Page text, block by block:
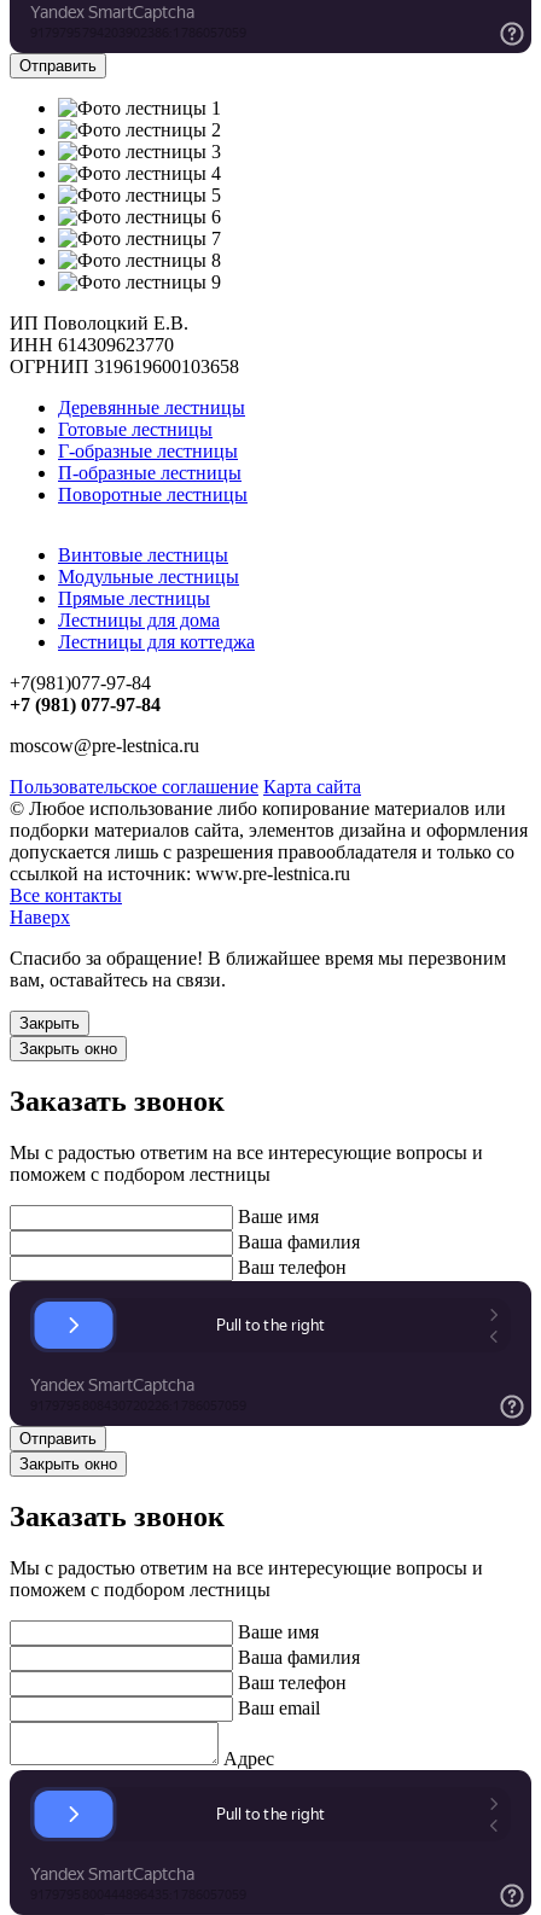
ИП Поволоцкий Е.В.
ИНН 614309623770
ОГРНИП 319619600103658
Деревянные лестницы
Готовые лестницы
Г-образные лестницы
П-образные лестницы
Поворотные лестницы
Винтовые лестницы
Модульные лестницы
Прямые лестницы
Лестницы для дома
Лестницы для коттеджа
+7(981)077-97-84
+7 (981) 077-97-84
moscow@pre-lestnica.ru
Пользовательское соглашение Карта сайта
© Любое использование либо копирование материалов или
подборки материалов сайта, элементов дизайна и оформления
допускается лишь с разрешения правообладателя и только со
ссылкой на источник: www.pre-lestnica.ru
Все контакты
Наверх
Спасибо за обращение! В ближайшее время мы перезвоним
вам, оставайтесь на связи.
Закрыть
Закрыть окно
Заказать звонок
Мы с радостью ответим на все интересующие вопросы и
поможем с подбором лестницы
Ваше имя
Ваша фамилия
Ваш телефон
Закрыть окно
Заказать звонок
Мы с радостью ответим на все интересующие вопросы и
поможем с подбором лестницы
Ваше имя
Ваша фамилия
Ваш телефон
Ваш email
Адрес